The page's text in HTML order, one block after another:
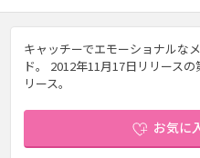
キャッチーでエモーショナルな
ド。 2012年11月17日リリース
リース。
お気に